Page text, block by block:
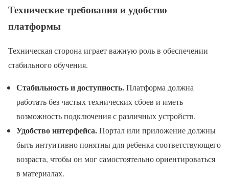
Технические требования и удобство
платформы
Техническая сторона играет важную роль в обеспечении
стабильного обучения.
Стабильность и доступность.Платформа должна
работать без частых технических сбоев и иметь
возможность подключения с различных устройств.
Удобство интерфейса.Портал или приложение должны
быть интуитивно понятны для ребенка соответствующего
возраста, чтобы он мог самостоятельно ориентироваться
в материалах.